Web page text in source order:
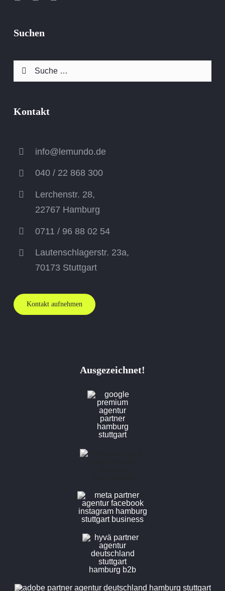
Suchen
nach:
Kontakt
info@lemundo.de
040 / 22 868 300
Lerchenstr. 28,
22767 Hamburg
0711 / 96 88 02 54
Lautenschlagerstr. 23a,
70173 Stuttgart
Kontakt aufnehmen
Ausgezeichnet!